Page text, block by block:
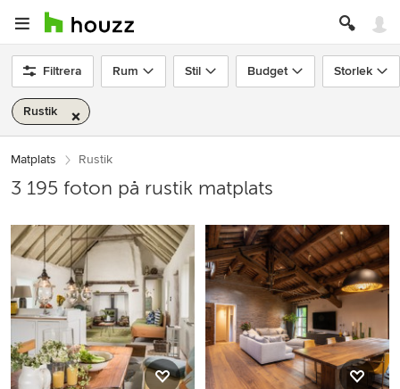
Filtrera Rum Stil Budget Storlek
Rustik
Matplats Rustik
3 195 foton på rustik matplats